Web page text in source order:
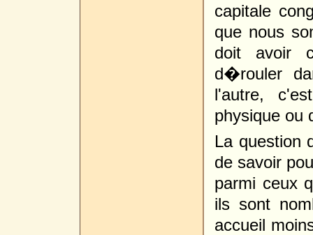
capitale
que nous
doit avoir
d�rouler
l'autre,
physique ou
La question
de savoir
parmi ceux
ils sont
accueil